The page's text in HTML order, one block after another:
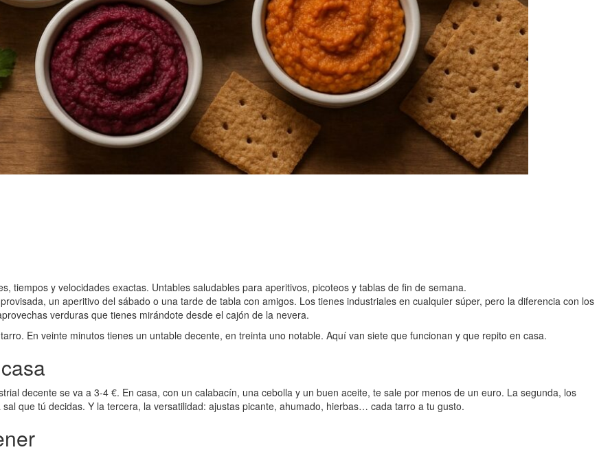
tiempos y velocidades exactas. Untables saludables para aperitivos, picoteos y tablas de fin de semana.
un aperitivo del sábado o una tarde de tabla con amigos. Los tienes industriales en cualquier súper, pero la diferencia con los
verduras que tienes mirándote desde el cajón de la nevera.
En veinte minutos tienes un untable decente, en treinta uno notable. Aquí van siete que funcionan y que repito en casa.
decente se va a 3-4 €. En casa, con un calabacín, una cebolla y un buen aceite, te sale por menos de un euro. La segunda, los
que tú decidas. Y la tercera, la versatilidad: ajustas picante, ahumado, hierbas… cada tarro a tu gusto.